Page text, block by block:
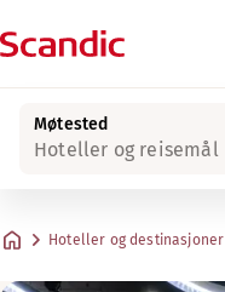
Møtested
Hoteller og reisemål
Hoteller og destinasjoner